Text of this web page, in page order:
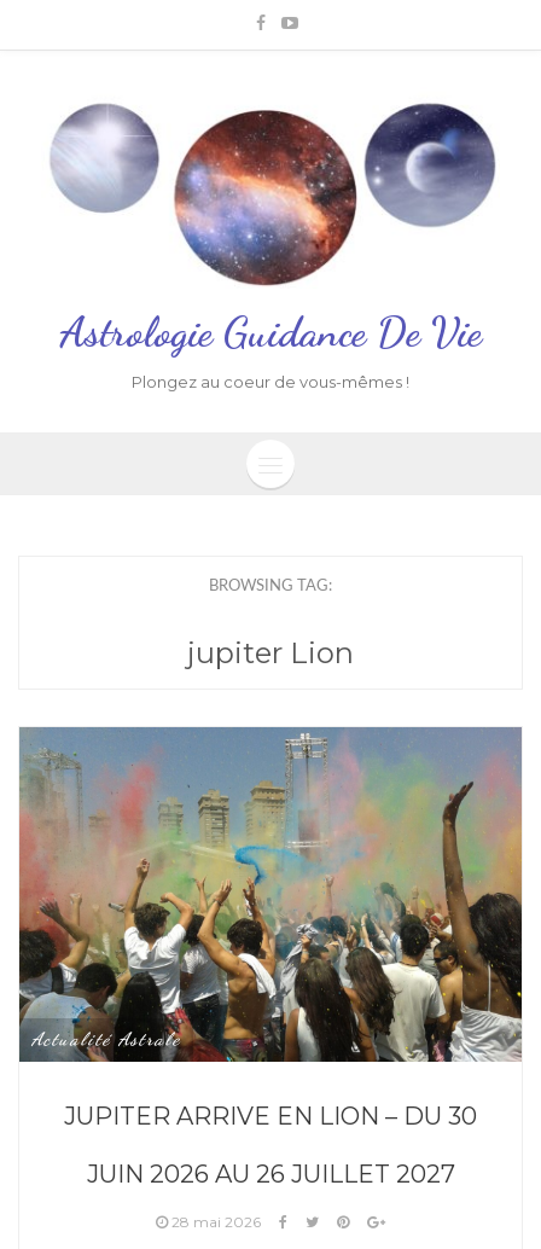
Astrologie Guidance De Vie
Plongez au coeur de vous-mêmes !
BROWSING TAG:
jupiter Lion
Actualité Astrale
JUPITER ARRIVE EN LION – DU 30
JUIN 2026 AU 26 JUILLET 2027
28 mai 2026